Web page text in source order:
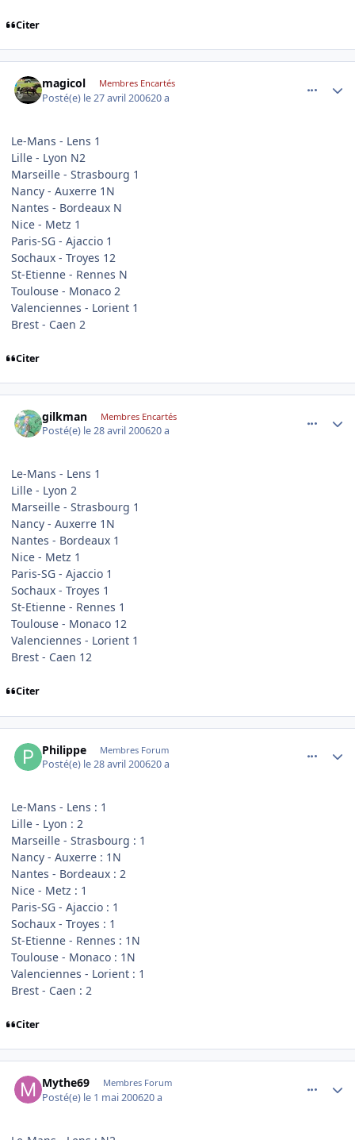
Citer
magicol Membres Encartés
Posté(e) le 27 avril 200620 a
Le-Mans - Lens 1
Lille - Lyon N2
Marseille - Strasbourg 1
Nancy - Auxerre 1N
Nantes - Bordeaux N
Nice - Metz 1
Paris-SG - Ajaccio 1
Sochaux - Troyes 12
St-Etienne - Rennes N
Toulouse - Monaco 2
Valenciennes - Lorient 1
Brest - Caen 2
Citer
gilkman Membres Encartés
Posté(e) le 28 avril 200620 a
Le-Mans - Lens 1
Lille - Lyon 2
Marseille - Strasbourg 1
Nancy - Auxerre 1N
Nantes - Bordeaux 1
Nice - Metz 1
Paris-SG - Ajaccio 1
Sochaux - Troyes 1
St-Etienne - Rennes 1
Toulouse - Monaco 12
Valenciennes - Lorient 1
Brest - Caen 12
Citer
Philippe Membres Forum
Posté(e) le 28 avril 200620 a
Le-Mans - Lens : 1
Lille - Lyon : 2
Marseille - Strasbourg : 1
Nancy - Auxerre : 1N
Nantes - Bordeaux : 2
Nice - Metz : 1
Paris-SG - Ajaccio : 1
Sochaux - Troyes : 1
St-Etienne - Rennes : 1N
Toulouse - Monaco : 1N
Valenciennes - Lorient : 1
Brest - Caen : 2
Citer
Mythe69 Membres Forum
Posté(e) le 1 mai 200620 a